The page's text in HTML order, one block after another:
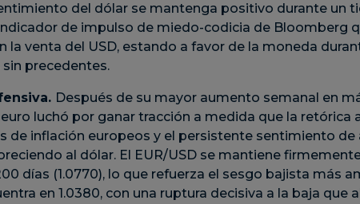
del dólar se mantenga positivo durante un
de impulso de miedo-codicia de Bloomberg
la venta del USD, estando a favor de la moneda
precedentes.
Después de su mayor aumento semanal en
luchó por ganar tracción a medida que la retórica
de inflación europeos y el persistente sentimiento de
al dólar. El EUR/USD se mantiene
días (1.0770), lo que refuerza el sesgo bajista más
en 1.0380, con una ruptura decisiva a la baja que